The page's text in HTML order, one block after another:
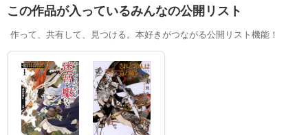
この作品が入っているみんなの公開リスト
作って、共有して、見つける。本好きがつながる公開リスト機能！